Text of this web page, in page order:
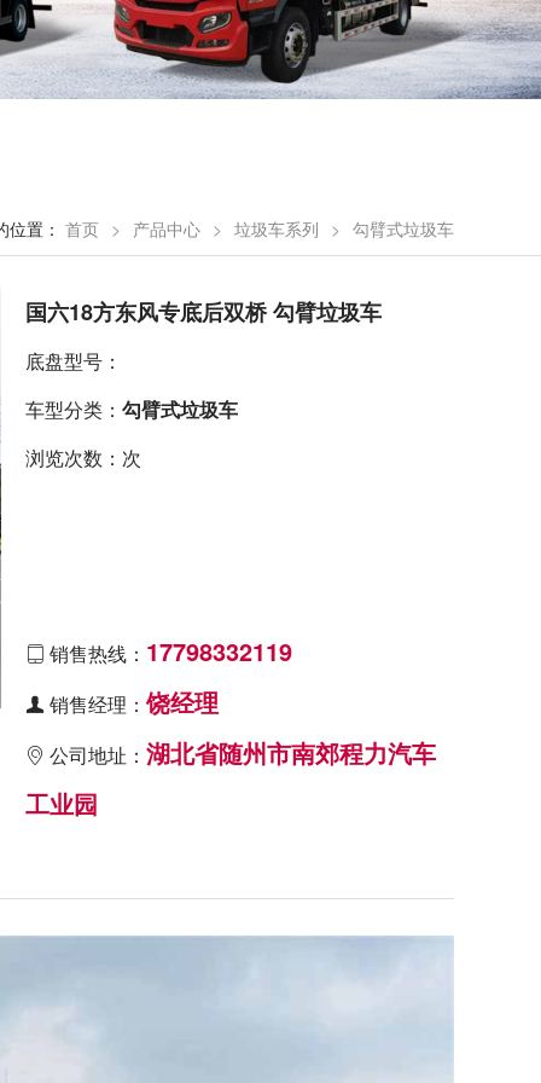
位置： 首页 > 产品中心 > 垃圾车系列 > 勾臂式垃圾车
国六18方东风专底后双桥 勾臂垃圾车
底盘型号：
车型分类： 勾臂式垃圾车
浏览次数：次
 销售热线： 17798332119
 销售经理： 饶经理
 公司地址： 湖北省随州市南郊程力汽车
工业园